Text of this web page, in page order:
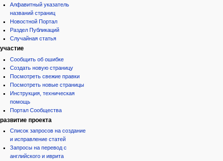
Алфавитный указатель
названий страниц
Новостной Портал
Раздел Публикаций
Случайная статья
участие
Сообщить об ошибке
Создать новую страницу
Посмотреть свежие правки
Посмотреть новые страницы
Инструкция, техническая
помощь
Портал Сообщества
развитие проекта
Список запросов на создание
и исправление статей
Запросы на перевод с
английского и иврита